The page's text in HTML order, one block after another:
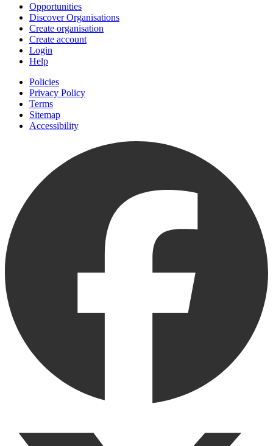
Opportunities
Discover Organisations
Create organisation
Create account
Login
Help
Policies
Privacy Policy
Terms
Sitemap
Accessibility